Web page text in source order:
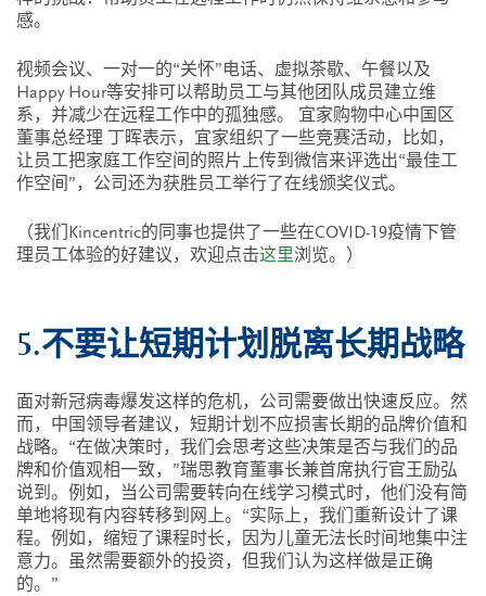
感。
视频会议、一对一的“关怀”电话、虚拟茶歇、午餐以及
Happy Hour等安排可以帮助员工与其他团队成员建立维
系，并减少在远程工作中的孤独感。 宜家购物中心中国区
董事总经理 丁晖表示，宜家组织了一些竞赛活动，比如，
让员工把家庭工作空间的照片上传到微信来评选出“最佳工
作空间”，公司还为获胜员工举行了在线颁奖仪式。
（我们Kincentric的同事也提供了一些在COVID-19疫情下管
理员工体验的好建议，欢迎点击这里浏览。）
5.不要让短期计划脱离长期战略
面对新冠病毒爆发这样的危机，公司需要做出快速反应。然
而，中国领导者建议，短期计划不应损害长期的品牌价值和
战略。“在做决策时，我们会思考这些决策是否与我们的品
牌和价值观相一致，”瑞思教育董事长兼首席执行官王励弘
说到。例如，当公司需要转向在线学习模式时，他们没有简
单地将现有内容转移到网上。“实际上，我们重新设计了课
程。例如，缩短了课程时长，因为儿童无法长时间地集中注
意力。虽然需要额外的投资，但我们认为这样做是正确
的。”